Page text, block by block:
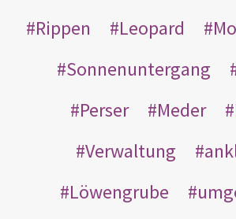
Rippen
Leopard
Sonnenuntergang
Perser
Meder
Verwaltung
Löwengrube